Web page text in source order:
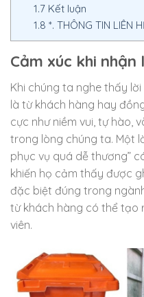
1.7Kết luận
1.8 *. THÔNG TIN LIÊN
Cảm xúc khi nhận
Khi chúng ta nghe thấy
là từ khách hàng hay
cực như niềm vui, tự hào,
trong lòng chúng ta. Một
phục vụ quá dễ thương”
khiến họ cảm thấy được
đặc biệt đúng trong
từ khách hàng có thể tạo
viên.